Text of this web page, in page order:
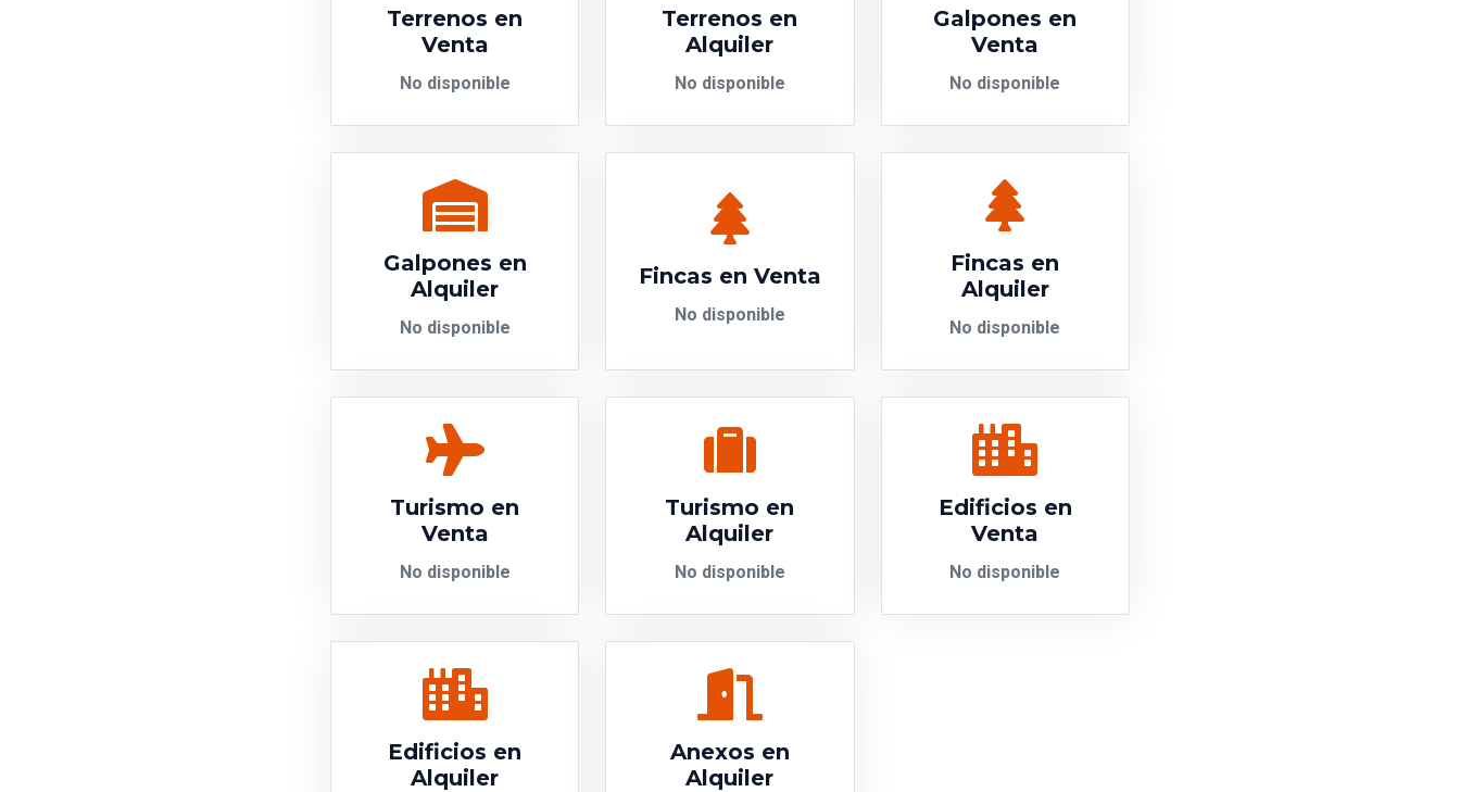
Terrenos en
Venta
No disponible
Terrenos en
Alquiler
No disponible
Galpones en
Venta
No disponible
Galpones en
Alquiler
No disponible
Fincas en Venta
No disponible
Fincas en
Alquiler
No disponible
Turismo en
Venta
No disponible
Turismo en
Alquiler
No disponible
Edificios en
Venta
No disponible
Edificios en
Alquiler
Anexos en
Alquiler